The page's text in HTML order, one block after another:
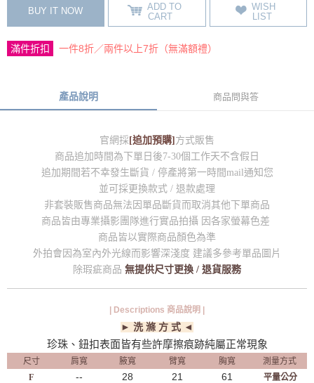
BUY IT NOW
ADD TO
CART
WISH
LIST
滿件折扣 一件8折／兩件以上7折（無滿額禮）
產品說明 商品問與答
官網採 [追加預購] 方式販售
商品追加時間為下單日後7-30個工作天不含假日
追加期間若不幸發生斷貨 / 停產將第一時間mail通知您
並可採更換款式 / 退款處理
非套裝販售商品無法因單品斷貨而取消其他下單商品
商品皆由專業攝影團隊進行實品拍攝 因各家螢幕色差
商品皆以實際商品顏色為準
外拍會因為室內外光線而影響深淺度 建議多參考單品圖片
除瑕疵商品 無提供尺寸更換 / 退貨服務
| Descriptions 商品說明 |
► 洗 滌 方 式 ◄
珍珠、鈕扣表面皆有些許摩擦痕跡純屬正常現象
尺寸 肩寬 腋寬 臂寬 胸寬
測量方式
F
-- 28 21 61
平量公分